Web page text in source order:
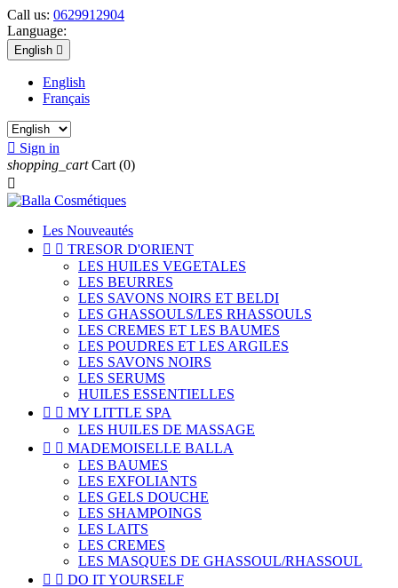
Call us: 0629912904
Language:
English 
English
Français
 Sign in
shopping_cart Cart (0)

Les Nouveautés
  TRESOR D'ORIENT
LES HUILES VEGETALES
LES BEURRES
LES SAVONS NOIRS ET BELDI
LES GHASSOULS/LES RHASSOULS
LES CREMES ET LES BAUMES
LES POUDRES ET LES ARGILES
LES SAVONS NOIRS
LES SERUMS
HUILES ESSENTIELLES
  MY LITTLE SPA
LES HUILES DE MASSAGE
  MADEMOISELLE BALLA
LES BAUMES
LES EXFOLIANTS
LES GELS DOUCHE
LES SHAMPOINGS
LES LAITS
LES CREMES
LES MASQUES DE GHASSOUL/RHASSOUL
  DO IT YOURSELF